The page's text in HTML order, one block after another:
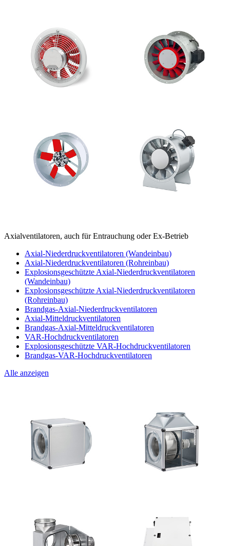
Axialventilatoren, auch für Entrauchung oder Ex-Betrieb
Axial-Niederdruckventilatoren (Wandeinbau)
Axial-Niederdruckventilatoren (Rohreinbau)
Explosionsgeschützte Axial-Niederdruckventilatoren
(Wandeinbau)
Explosionsgeschützte Axial-Niederdruckventilatoren
(Rohreinbau)
Brandgas-Axial-Niederdruckventilatoren
Axial-Mitteldruckventilatoren
Brandgas-Axial-Mitteldruckventilatoren
VAR-Hochdruckventilatoren
Explosionsgeschützte VAR-Hochdruckventilatoren
Brandgas-VAR-Hochdruckventilatoren
Alle anzeigen